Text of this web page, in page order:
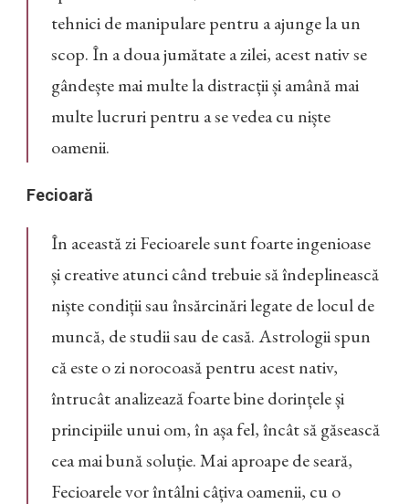
tehnici de manipulare pentru a ajunge la un
scop. În a doua jumătate a zilei, acest nativ se
gândește mai multe la distracții și amână mai
multe lucruri pentru a se vedea cu niște
oamenii.
Fecioară
În această zi Fecioarele sunt foarte ingenioase
și creative atunci când trebuie să îndeplinească
niște condiții sau însărcinări legate de locul de
muncă, de studii sau de casă. Astrologii spun
că este o zi norocoasă pentru acest nativ,
întrucât analizează foarte bine dorințele și
principiile unui om, în așa fel, încât să găsească
cea mai bună soluție. Mai aproape de seară,
Fecioarele vor întâlni câțiva oamenii, cu o